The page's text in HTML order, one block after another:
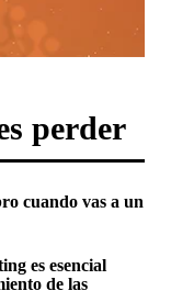
perder
cuando vas a un
es esencial
de las